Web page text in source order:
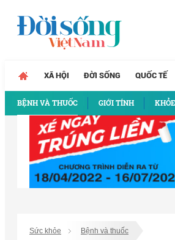
XÃ HỘI ĐỜI SỐNG QUỐC TẾ
BỆNH VÀ THUỐC GIỚI TÍNH
Sức khỏe Bệnh và thuốc